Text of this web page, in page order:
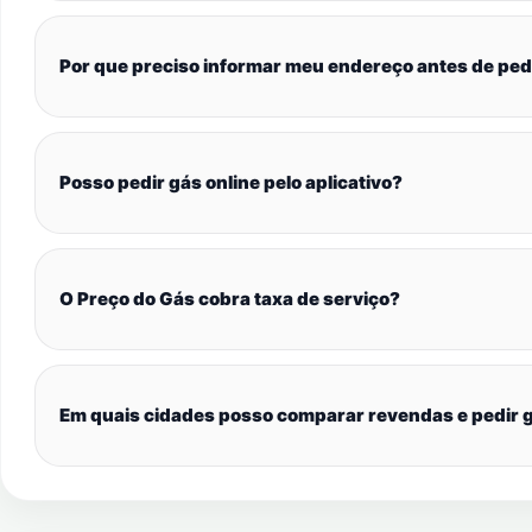
Por que preciso informar meu endereço antes de
Posso pedir gás online pelo aplicativo?
O Preço do Gás cobra taxa de serviço?
Em quais cidades posso comparar revendas e pedir